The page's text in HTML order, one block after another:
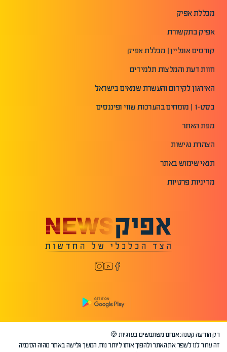
מכללת אפיק
אפיק בתקשורת
קורסים אונליין | מכללת אפיק
חוות דעת והמלצות תלמידים
האירגון לקידום והעשרת שמאים בישראל
בסט-1 | מומחים בהערכות שווי ופיננסים
מפת האתר
הצהרת נגישות
תנאי שימוש באתר
מדיניות פרטיות
©2026 כל הזכויות שמורות לאפיק.
רק הודעה קטנה: אנחנו משתמשים בעוגיות 🍪
זה עוזר לנו לשפר את האתר ולהפוך אותו ליותר נוח. המשך גלישה באתר מהוה הסכמה